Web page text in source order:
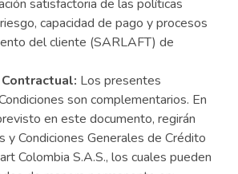
satisfactoria de las políticas
capacidad de pago y procesos
del cliente (SARLAFT) de
Los presentes
son complementarios. En
en este documento, regirán
y Condiciones Generales de Crédito
Colombia S.A.S., los cuales pueden